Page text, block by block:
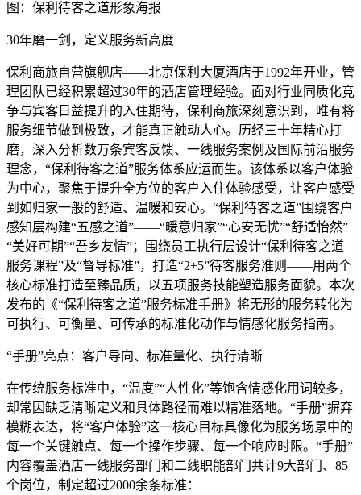
图：保利待客之道形象海报
30年磨一剑，定义服务新高度
保利商旅自营旗舰店——北京保利大厦酒店于1992年开业，管
理团队已经积累超过30年的酒店管理经验。面对行业同质化竞
争与宾客日益提升的入住期待，保利商旅深刻意识到，唯有将
服务细节做到极致，才能真正触动人心。历经三十年精心打
磨，深入分析数万条宾客反馈、一线服务案例及国际前沿服务
理念，“保利待客之道”服务体系应运而生。该体系以客户体验
为中心，聚焦于提升全方位的客户入住体验感受，让客户感受
到如归家一般的舒适、温暖和安心。“保利待客之道”围绕客户
感知层构建“五感之道”——“暖意归家”“心安无忧”“舒适怡然”
“美好可期”“吾乡友情”；围绕员工执行层设计“保利待客之道
服务课程”及“督导标准”，打造“2+5”待客服务准则——用两个
核心标准打造至臻品质，以五项服务技能塑造服务面貌。本次
发布的《“保利待客之道”服务标准手册》将无形的服务转化为
可执行、可衡量、可传承的标准化动作与情感化服务指南。
“手册”亮点：客户导向、标准量化、执行清晰
在传统服务标准中，“温度”“人性化”等饱含情感化用词较多，
却常因缺乏清晰定义和具体路径而难以精准落地。“手册”摒弃
模糊表达，将“客户体验”这一核心目标具像化为服务场景中的
每一个关键触点、每一个操作步骤、每一个响应时限。“手册”
内容覆盖酒店一线服务部门和二线职能部门共计9大部门、85
个岗位，制定超过2000余条标准：